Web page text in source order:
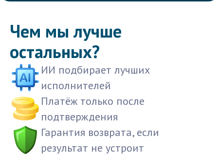
Чем мы лучше
остальных?
ИИ подбирает лучших
исполнителей
Платёж только после
подтверждения
Гарантия возврата, если
результат не устроит